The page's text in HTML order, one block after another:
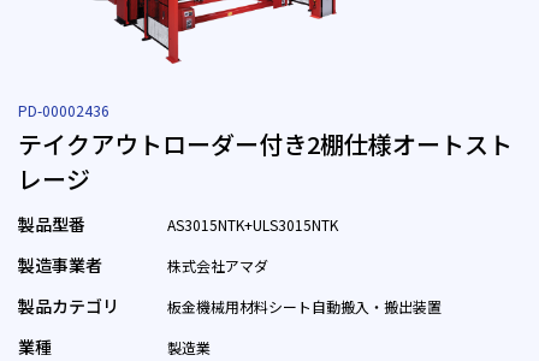
PD-00002436
テイクアウトローダー付き2棚仕様オートスト
レージ
製品型番 AS3015NTK+ULS3015NTK
製造事業者 株式会社アマダ
製品カテゴリ 板金機械用材料シート自動搬入・搬出装置
業種 製造業